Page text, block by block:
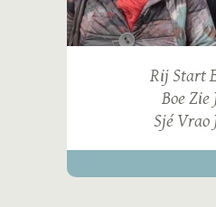
Rij Start
Boe Zie
Sjé Vrao